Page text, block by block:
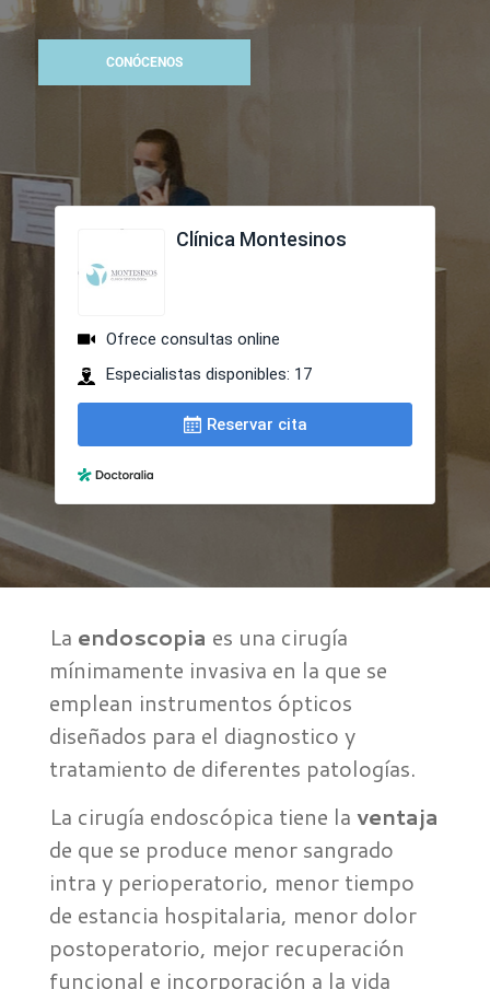
CONÓCENOS
La endoscopia es una cirugía
mínimamente invasiva en la que se
emplean instrumentos ópticos
diseñados para el diagnostico y
tratamiento de diferentes patologías.
La cirugía endoscópica tiene la ventaja
de que se produce menor sangrado
intra y perioperatorio, menor tiempo
de estancia hospitalaria, menor dolor
postoperatorio, mejor recuperación
funcional e incorporación a la vida